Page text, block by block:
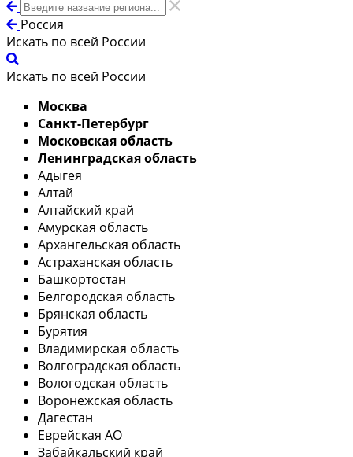
Россия
Искать по всей России
Искать по всей России
Москва
Санкт-Петербург
Московская область
Ленинградская область
Адыгея
Алтай
Алтайский край
Амурская область
Архангельская область
Астраханская область
Башкортостан
Белгородская область
Брянская область
Бурятия
Владимирская область
Волгоградская область
Вологодская область
Воронежская область
Дагестан
Еврейская АО
Забайкальский край